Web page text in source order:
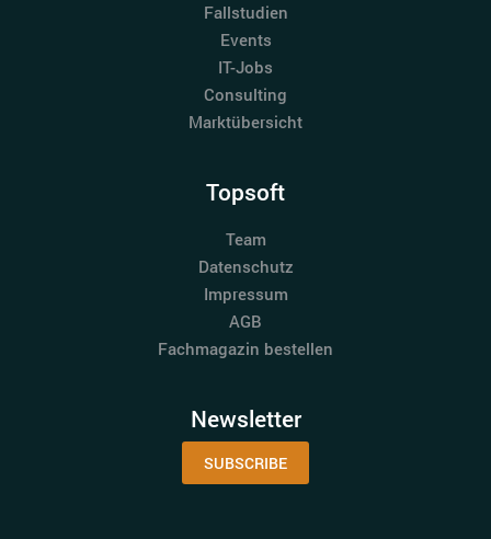
Fallstudien
Events
IT-Jobs
Consulting
Marktübersicht
Topsoft
Team
Datenschutz
Impressum
AGB
Fachmagazin bestellen
Newsletter
SUBSCRIBE